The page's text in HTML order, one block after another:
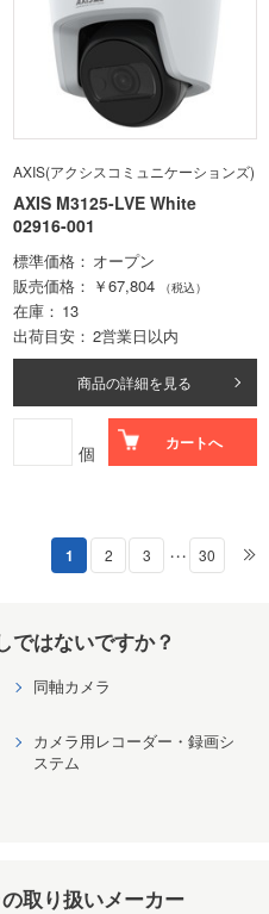
AXIS(アクシスコミュニケーションズ)
AXIS M3125-LVE White
02916-001
標準価格
オープン
販売価格
￥67,804 （税込）
在庫
13
出荷目安
2営業日以内
商品の詳細を見る
個 カートへ
1 2 3 ・・・ 30
ではないですか？
同軸カメラ
カメラ用レコーダー・録画シ
ステム
取り扱いメーカー